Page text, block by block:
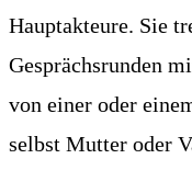
Hauptakteure. Sie
Gesprächsrunden
von einer oder
selbst Mutter oder